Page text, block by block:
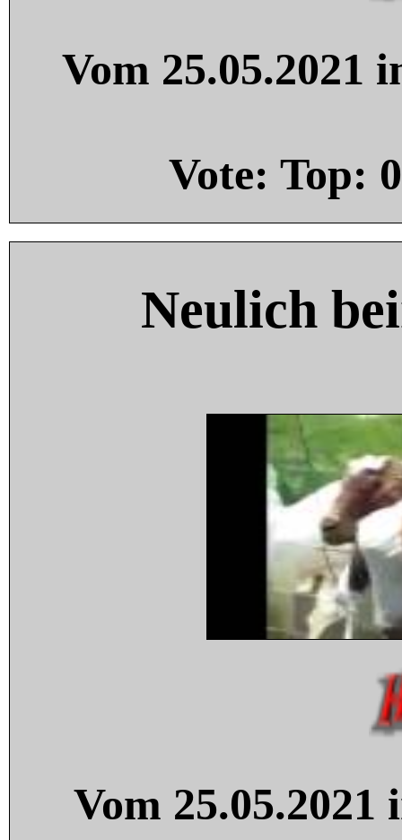
Vom 25.05.2021
Vote: Top: 0
Neulich
Vom